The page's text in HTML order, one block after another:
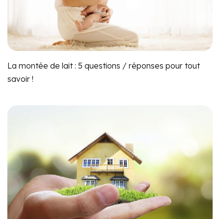
La montée de lait : 5 questions / réponses pour tout
savoir !